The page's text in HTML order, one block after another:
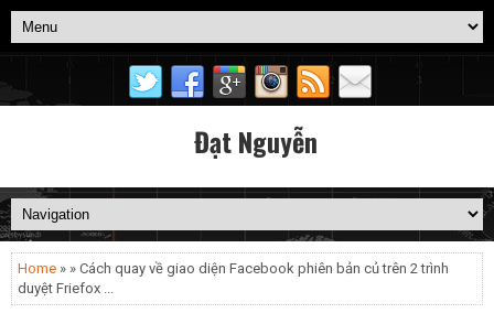
Đạt Nguyễn
Home » » Cách quay về giao diện Facebook phiên bản củ trên 2 trình
duyệt Friefox ...